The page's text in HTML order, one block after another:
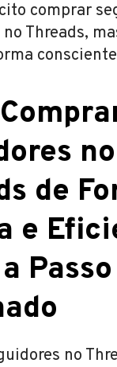
comprar
Threads,
no
de
e
Passo
no